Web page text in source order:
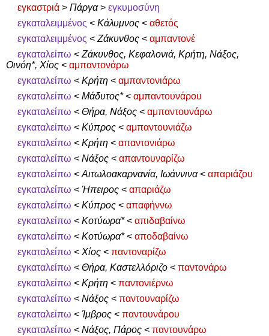
εγκαστριά > Πάργα> εγκυμοσύνη
εγκαταλειμμένος < Κάλυμνος < αθετός
εγκαταλειμμένος <Ζάκυνθος < αμπαντονέ
εγκαταλείπω <Ζάκυνθος, Κεφαλονιά, Κρήτη, Νάξος,
Οινόη*, Χίος < αμπαντονάρω
εγκαταλείπω < Κρήτη < αμπαντονιάρω
εγκαταλείπω < Μάδυτος*< αμπαντουνάρου
εγκαταλείπω < Θήρα, Νάξος < αμπαντουνάρω
εγκαταλείπω < Κύπρος < αμπαντουνιάζω
εγκαταλείπω < Κρήτη < απαντονιάρω
εγκαταλείπω < Νάξος < απαντουναρίζω
εγκαταλείπω <Αιτωλοακαρνανία, Ιωάννινα< απαριάζου
εγκαταλείπω < Ήπειρος < απαριάζω
εγκαταλείπω < Κύπρος < απαφήννω
εγκαταλείπω < Κοτύωρα*< απιδαβαίνω
εγκαταλείπω < Κοτύωρα*< αποδαβαίνω
εγκαταλείπω < Χίος < παντοναρίζω
εγκαταλείπω < Θήρα, Καστελλόριζο < παντονάρω
εγκαταλείπω < Κρήτη < παντονιέρνω
εγκαταλείπω < Νάξος < παντουναρίζω
εγκαταλείπω < Ίμβρος < παντουνάρου
εγκαταλείπω < Νάξος, Πάρος < παντουνάρω